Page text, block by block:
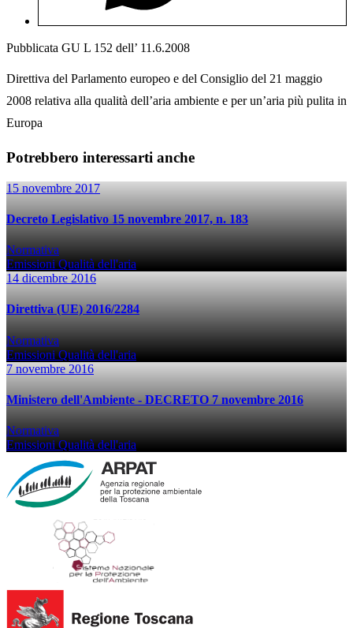
Pubblicata GU L 152 dell’ 11.6.2008
Direttiva del Parlamento europeo e del Consiglio del 21 maggio
2008 relativa alla qualità dell’aria ambiente e per un’aria più pulita in
Europa
Potrebbero interessarti anche
15 novembre 2017
Decreto Legislativo 15 novembre 2017, n. 183
Normativa
Emissioni Qualità dell'aria
14 dicembre 2016
Direttiva (UE) 2016/2284
Normativa
Emissioni Qualità dell'aria
7 novembre 2016
Ministero dell'Ambiente - DECRETO 7 novembre 2016
Normativa
Emissioni Qualità dell'aria